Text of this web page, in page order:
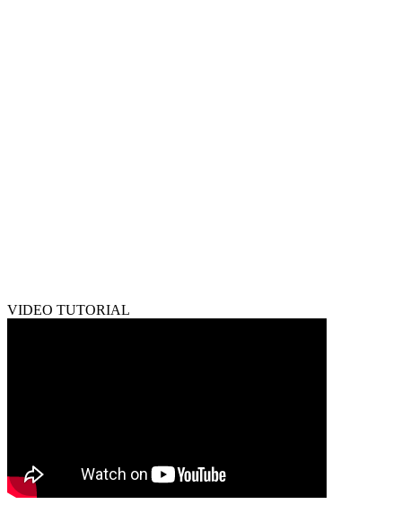
VIDEO TUTORIAL